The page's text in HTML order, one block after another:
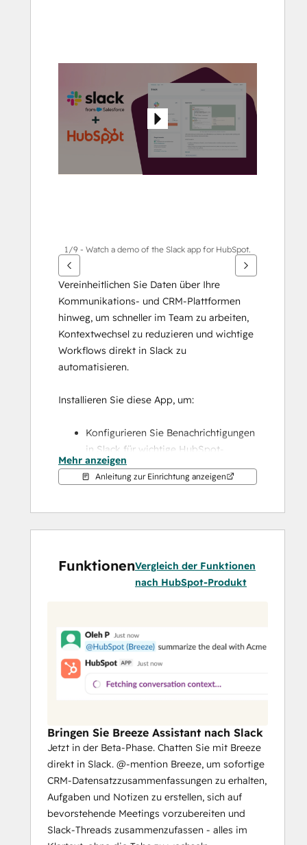
Elemente
anzuzeigen
1/9 - Watch a demo of the Slack app for HubSpot.
Vereinheitlichen Sie Daten über Ihre
Kommunikations- und CRM-Plattformen
hinweg, um schneller im Team zu arbeiten,
Kontextwechsel zu reduzieren und wichtige
Workflows direkt in Slack zu
automatisieren.
Installieren Sie diese App, um:
Konfigurieren Sie Benachrichtigungen
in Slack für wichtige HubSpot-
Aktivitäten, einschließlich
Erinnerungen, Erwähnungen und
Breeze in Slack-Threads zu
verwenden, um Fragen zu Ihren CRM-
zusammenzufassen, sich auf
bevorstehende Meetings
Suchen, erstellen und verwalten Sie
HubSpot-Datensätze wie Kontakte,
Deals und Aufgaben mithilfe von
Slash-Befehlen und Shortcuts, ohne
HubSpot-Notizen oder -Aufgaben,
und geben Sie Berichte, Dashboards
und Marketing-E-Mails über Ihre
Teamkanäle hinweg frei.
Synchronisieren Sie mit Service Hub,
um die Lösung von Tickets effizienter
zu verwalten. Arbeiten Sie mit
Mehr anzeigen
Anleitung zur Einrichtung anzeigen
FunktionenVergleich der Funktionen
nach HubSpot-Produkt
Bringen Sie Breeze Assistant nach Slack
Jetzt in der Beta-Phase. Chatten Sie mit Breeze
direkt in Slack. @-mention Breeze, um sofortige
CRM-Datensatzzusammenfassungen zu erhalten,
Aufgaben und Notizen zu erstellen, sich auf
bevorstehende Meetings vorzubereiten und
Slack-Threads zusammenzufassen - alles im